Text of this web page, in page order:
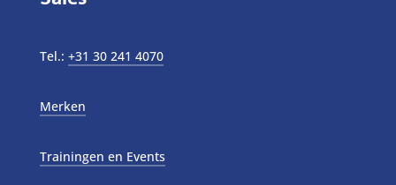
Tel.: +31 30 241 4070
Merken
Trainingen en Events